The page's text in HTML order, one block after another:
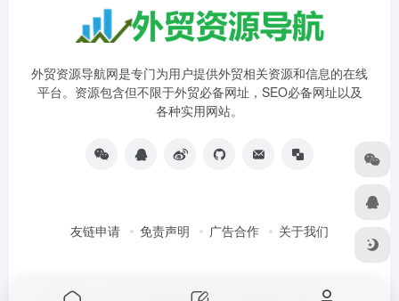
外贸资源导航网是专门为用户提供外贸相关资源和信息的在线
平台。资源包含但不限于外贸必备网址，SEO必备网址以及
各种实用网站。
友链申请 免责声明 广告合作 关于我们
Copyright © 2015-2026 外贸资源导航 沪ICP备2022003205号